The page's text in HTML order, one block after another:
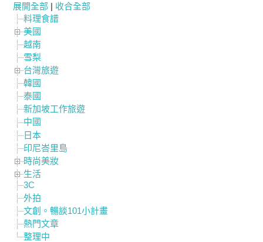
展開全部 | 收合全部
料理食譜
美國
越南
雪梨
台灣旅遊
韓國
泰國
新加坡工作旅遊
中國
日本
印尼峇里島
時尚美妝
生活
3C
外拍
文創。暢談101小計畫
熱門文章
整理中